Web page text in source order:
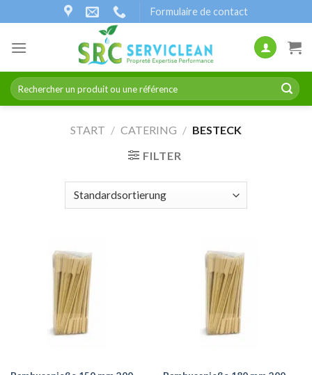
Inhalt
springen
Formulaire de contact
Suchen
nach:
START / CATERING / BESTECK
FILTER